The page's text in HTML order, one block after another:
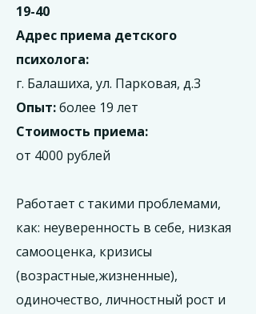
19-40
Адрес приема детского
психолога:
г. Балашиха, ул. Парковая, д.3
Опыт:более 19 лет
Стоимость приема:
от 4000 рублей
Работает с такими проблемами,
как: неуверенность в себе, низкая
самооценка, кризисы
(возрастные,жизненные),
одиночество, личностный рост и